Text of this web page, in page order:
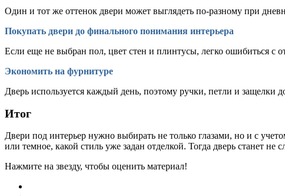
Один и тот же оттенок двери может выглядеть по-разному при
Покупать двери до финального понимания интерьера
Если еще не выбран пол, цвет стен и плинтусы, легко ошибиться с
Экономить на фурнитуре
Дверь используется каждый день, поэтому ручки, петли и
Итог
Двери под интерьер нужно выбирать не только глазами, но и с
или темное, какой стиль уже задан отделкой. Тогда дверь станет
Нажмите на звезду, чтобы оценить материал!